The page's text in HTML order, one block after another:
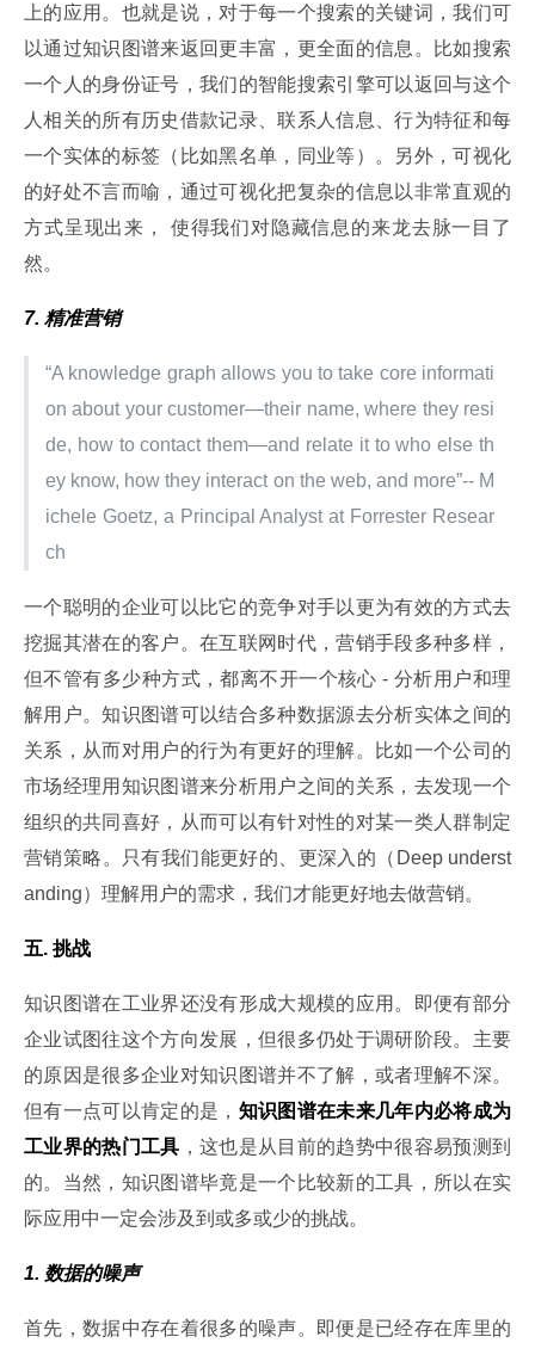
上的应用。也就是说，对于每一个搜索的关键词，我们可
以通过知识图谱来返回更丰富，更全面的信息。比如搜索
一个人的身份证号，我们的智能搜索引擎可以返回与这个
人相关的所有历史借款记录、联系人信息、行为特征和每
一个实体的标签（比如黑名单，同业等）。另外，可视化
的好处不言而喻，通过可视化把复杂的信息以非常直观的
方式呈现出来， 使得我们对隐藏信息的来龙去脉一目了
然。
7. 精准营销
“A knowledge graph allows you to take core informati
on about your customer—their name, where they resi
de, how to contact them—and relate it to who else th
ey know, how they interact on the web, and more”-- M
ichele Goetz, a Principal Analyst at Forrester Resear
ch
一个聪明的企业可以比它的竞争对手以更为有效的方式去
挖掘其潜在的客户。在互联网时代，营销手段多种多样，
但不管有多少种方式，都离不开一个核心 - 分析用户和理
解用户。知识图谱可以结合多种数据源去分析实体之间的
关系，从而对用户的行为有更好的理解。比如一个公司的
市场经理用知识图谱来分析用户之间的关系，去发现一个
组织的共同喜好，从而可以有针对性的对某一类人群制定
营销策略。只有我们能更好的、更深入的（Deep underst
anding）理解用户的需求，我们才能更好地去做营销。
五. 挑战
知识图谱在工业界还没有形成大规模的应用。即便有部分
企业试图往这个方向发展，但很多仍处于调研阶段。主要
的原因是很多企业对知识图谱并不了解，或者理解不深。
但有一点可以肯定的是， 知识图谱在未来几年内必将成为
工业界的热门工具 ，这也是从目前的趋势中很容易预测到
的。当然，知识图谱毕竟是一个比较新的工具，所以在实
际应用中一定会涉及到或多或少的挑战。
1. 数据的噪声
首先，数据中存在着很多的噪声。即便是已经存在库里的